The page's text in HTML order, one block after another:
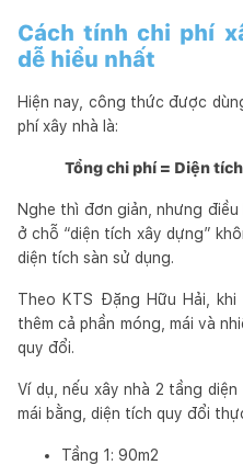
Cách tính chi phí
dễ hiểu nhất
Hiện nay, công thức được
phí xây nhà là:
Tổng chi phí = Diện
Nghe thì đơn giản, nhưng điều
ở chỗ “diện tích xây dựng”
diện tích sàn sử dụng.
Theo KTS Đặng Hữu Hải,
thêm cả phần móng, mái và
quy đổi.
Ví dụ, nếu xây nhà 2 tầng
mái bằng, diện tích quy đổi
Tầng 1: 90m2